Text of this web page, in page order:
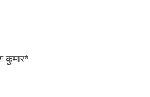
कुमार*